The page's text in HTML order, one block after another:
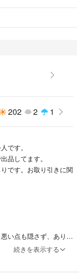
用しました。
の洋服を届けた
んわりとした“ベビモ
としたボリュームと繊
です。
パーティや写真撮影に
202 2 1
です。
品してます。
です。お取り引きに関
い点も隠さず、ありの
します。
続きを表示する